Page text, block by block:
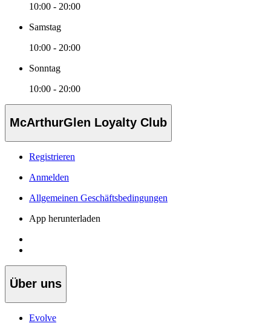
10:00 - 20:00
Samstag
10:00 - 20:00
Sonntag
10:00 - 20:00
McArthurGlen Loyalty Club
Registrieren
Anmelden
Allgemeinen Geschäftsbedingungen
App herunterladen
Über uns
Evolve